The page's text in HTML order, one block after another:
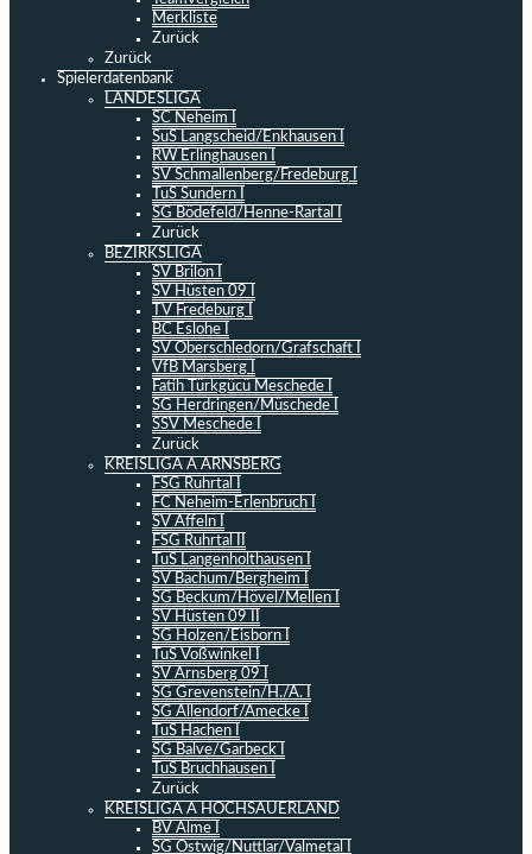
Merkliste
Zurück
Zurück
Spielerdatenbank
LANDESLIGA
SC Neheim I
SuS Langscheid/Enkhausen I
RW Erlinghausen I
SV Schmallenberg/Fredeburg I
TuS Sundern I
SG Bödefeld/Henne-Rartal I
Zurück
BEZIRKSLIGA
SV Brilon I
SV Hüsten 09 I
TV Fredeburg I
BC Eslohe I
SV Oberschledorn/Grafschaft I
VfB Marsberg I
Fatih Türkgücü Meschede I
SG Herdringen/Müschede I
SSV Meschede I
Zurück
KREISLIGA A ARNSBERG
FSG Ruhrtal I
FC Neheim-Erlenbruch I
SV Affeln I
FSG Ruhrtal II
TuS Langenholthausen I
SV Bachum/Bergheim I
SG Beckum/Hövel/Mellen I
SV Hüsten 09 II
SG Holzen/Eisborn I
TuS Voßwinkel I
SV Arnsberg 09 I
SG Grevenstein/H./A. I
SG Allendorf/Amecke I
TuS Hachen I
SG Balve/Garbeck I
TuS Bruchhausen I
Zurück
KREISLIGA A HOCHSAUERLAND
BV Alme I
SG Ostwig/Nuttlar/Valmetal I